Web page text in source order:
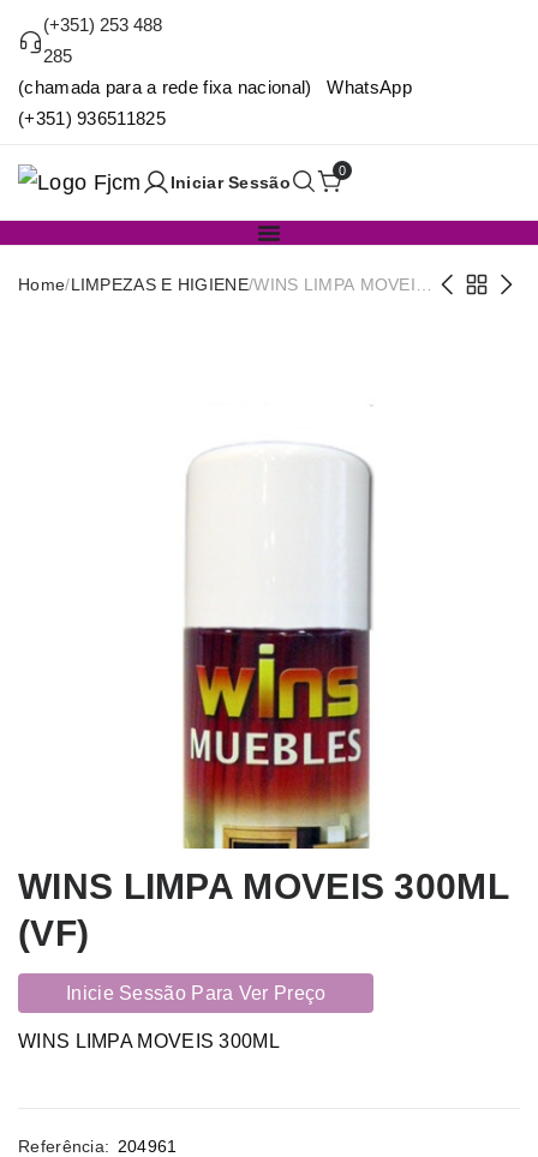
(+351) 253 488
285
(chamada para a rede fixa nacional) WhatsApp
(+351) 936511825
Iniciar Sessão
0
Home/LIMPEZAS E HIGIENE/WINS LIMPA MOVEIS
WINS LIMPA MOVEIS 300ML
(VF)
Inicie Sessão Para Ver Preço
WINS LIMPA MOVEIS 300ML
Referência: 204961